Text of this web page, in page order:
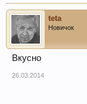
teta
Новичок
Вкусно
26.03.2014